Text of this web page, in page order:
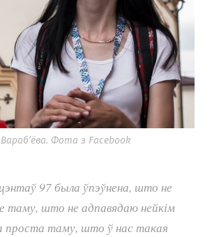
Фота з Facebook
97 была ўпэўнена, што не
таму, што не адпавядаю нейкім
проста таму, што ў нас такая